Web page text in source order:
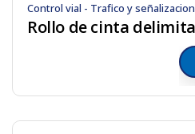
Control vial - Trafico y señalizacion